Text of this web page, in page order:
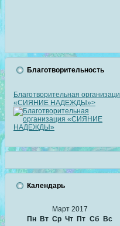
Благотворительность
Благотворительная
«СИЯНИЕ НАДЕЖДЫ»>
Календарь
Март 2017
Пн Вт Ср Чт Пт Сб Вс